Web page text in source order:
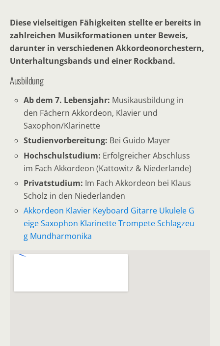
Diese vielseitigen Fähigkeiten stellte er bereits in
zahlreichen Musikformationen unter Beweis,
darunter in verschiedenen Akkordeonorchestern,
Unterhaltungsbands und einer Rockband.
Ausbildung
Ab dem 7. Lebensjahr: Musikausbildung in
den Fächern Akkordeon, Klavier und
Saxophon/Klarinette
Studienvorbereitung: Bei Guido Mayer
Hochschulstudium: Erfolgreicher Abschluss
im Fach Akkordeon (Kattowitz & Niederlande)
Privatstudium: Im Fach Akkordeon bei Klaus
Scholz in den Niederlanden
Akkordeon Klavier Keyboard Gitarre Ukulele G
eige Saxophon Klarinette Trompete Schlagzeu
g Mundharmonika